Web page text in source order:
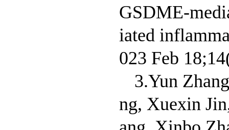
GSDME-
iated
023 Feb
3.Yun
ng, Xuexin